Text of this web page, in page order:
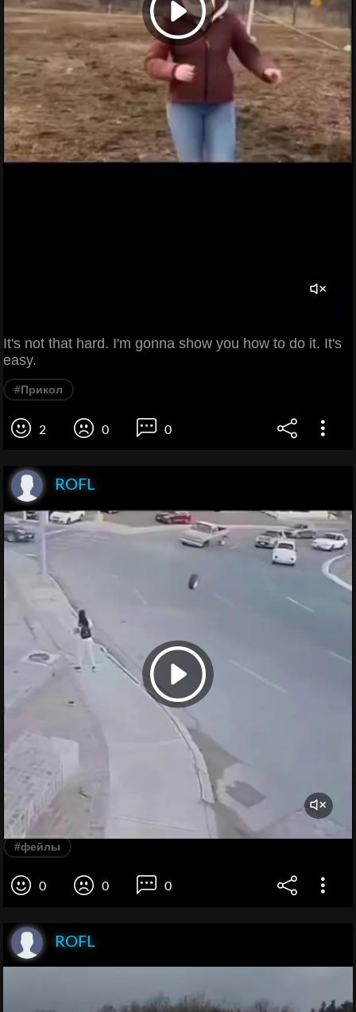
It's not that hard. I'm gonna show you how to do it. It's
easy.
#Прикол
2 0 0
ROFL
#фейлы
0 0 0
ROFL